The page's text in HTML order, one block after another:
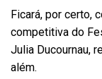
Ficará, por certo,
competitiva do
Julia Ducournau,
além.